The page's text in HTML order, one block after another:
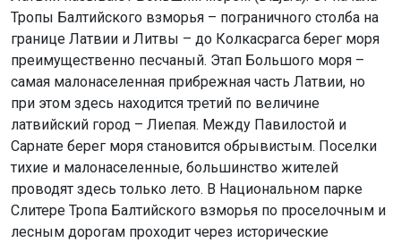
Тропы Балтийского взморья – пограничного столба на
границе Латвии и Литвы – до Колкасрагса берег моря
преимущественно песчаный. Этап Большого моря –
самая малонаселенная прибрежная часть Латвии, но
при этом здесь находится третий по величине
латвийский город – Лиепая. Между Павилостой и
Сарнате берег моря становится обрывистым. Поселки
тихие и малонаселенные, большинство жителей
проводят здесь только лето. В Национальном парке
Слитере Тропа Балтийского взморья по проселочным и
лесным дорогам проходит через исторические